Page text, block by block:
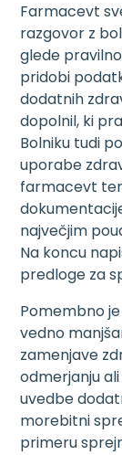
Farmacevt
razgovor z
glede
pridobi
dodatnih
dopolnil, ki
Bolniku tudi
uporabe
farmacevt
največjim
Na koncu
predloge za
Pomembno
vedno
zamenjave
odmerjanju
uvedbe
morebitni
primeru